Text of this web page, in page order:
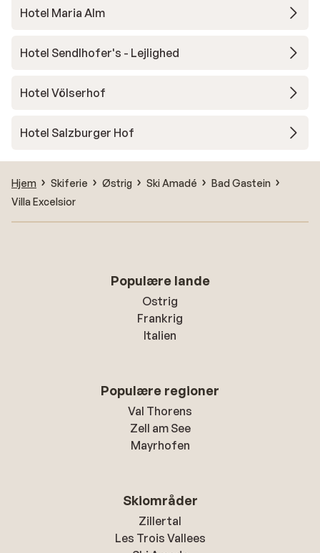
Hotel Maria Alm
Hotel Sendlhofer's - Lejlighed
Hotel Völserhof
Hotel Salzburger Hof
Hjem Skiferie Østrig Ski Amadé
Bad Gastein
Villa Excelsior
Populære lande
Ostrig
Frankrig
Italien
Populære regioner
Val Thorens
Zell am See
Mayrhofen
Skiområder
Zillertal
Les Trois Vallees